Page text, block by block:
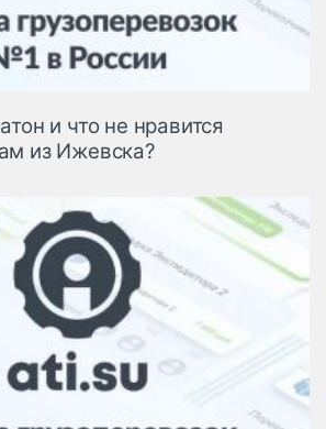
и что не нравится
из Ижевска?